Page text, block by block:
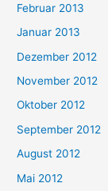
Februar 2013
Januar 2013
Dezember 2012
November 2012
Oktober 2012
September 2012
August 2012
Mai 2012